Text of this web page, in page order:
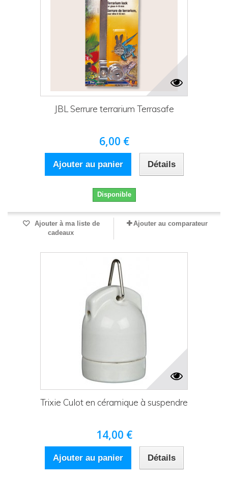
JBL Serrure terrarium Terrasafe
6,00 €
Ajouter au panier Détails
Disponible
Ajouter à ma liste de
cadeaux
Ajouter au comparateur
Trixie Culot en céramique à suspendre
14,00 €
Ajouter au panier Détails